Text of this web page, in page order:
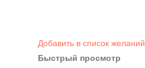
Добавить в список желаний
Быстрый просмотр